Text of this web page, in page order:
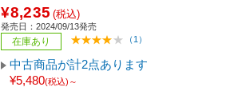
¥8,235 (税込)
発売日：2024/09/13発売
在庫あり （1）
中古商品が計2点あります
¥5,480(税込)～